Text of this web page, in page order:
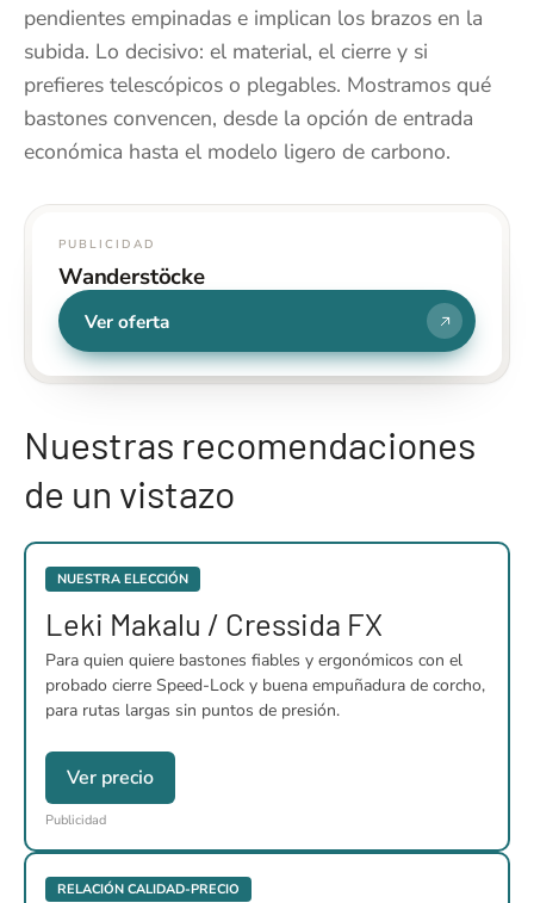
pendientes empinadas e implican los brazos en la
subida. Lo decisivo: el material, el cierre y si
prefieres telescópicos o plegables. Mostramos qué
bastones convencen, desde la opción de entrada
económica hasta el modelo ligero de carbono.
PUBLICIDAD
Wanderstöcke
Ver oferta
Nuestras recomendaciones
de un vistazo
NUESTRA ELECCIÓN
Leki Makalu / Cressida FX
Para quien quiere bastones fiables y ergonómicos con el
probado cierre Speed-Lock y buena empuñadura de corcho,
para rutas largas sin puntos de presión.
Ver precio
Publicidad
RELACIÓN CALIDAD-PRECIO